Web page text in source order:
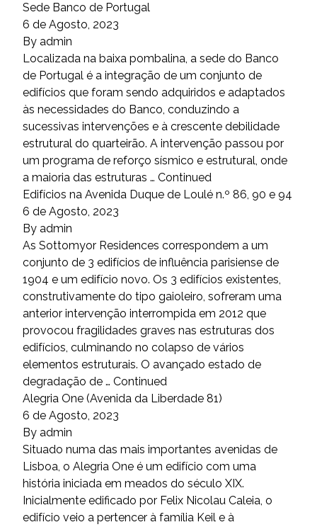
Sede Banco de Portugal
6 de Agosto, 2023
By admin
Localizada na baixa pombalina, a sede do Banco
de Portugal é a integração de um conjunto de
edifícios que foram sendo adquiridos e adaptados
às necessidades do Banco, conduzindo a
sucessivas intervenções e à crescente debilidade
estrutural do quarteirão. A intervenção passou por
um programa de reforço sísmico e estrutural, onde
a maioria das estruturas … Continued
Edifícios na Avenida Duque de Loulé n.º 86, 90 e 94
6 de Agosto, 2023
By admin
As Sottomyor Residences correspondem a um
conjunto de 3 edifícios de influência parisiense de
1904 e um edifício novo. Os 3 edifícios existentes,
construtivamente do tipo gaioleiro, sofreram uma
anterior intervenção interrompida em 2012 que
provocou fragilidades graves nas estruturas dos
edifícios, culminando no colapso de vários
elementos estruturais. O avançado estado de
degradação de … Continued
Alegria One (Avenida da Liberdade 81)
6 de Agosto, 2023
By admin
Situado numa das mais importantes avenidas de
Lisboa, o Alegria One é um edifício com uma
história iniciada em meados do século XIX.
Inicialmente edificado por Felix Nicolau Caleia, o
edifício veio a pertencer à família Keil e à